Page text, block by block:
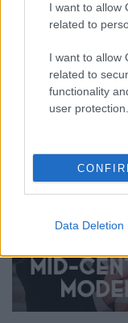
I want to allow
related to
I want to allow
related to
functionality
user protection.
Data Deletion
λιγότερο
πιο νεαρές.
σταματά στα
ανθρώπους
επιβιώσει,